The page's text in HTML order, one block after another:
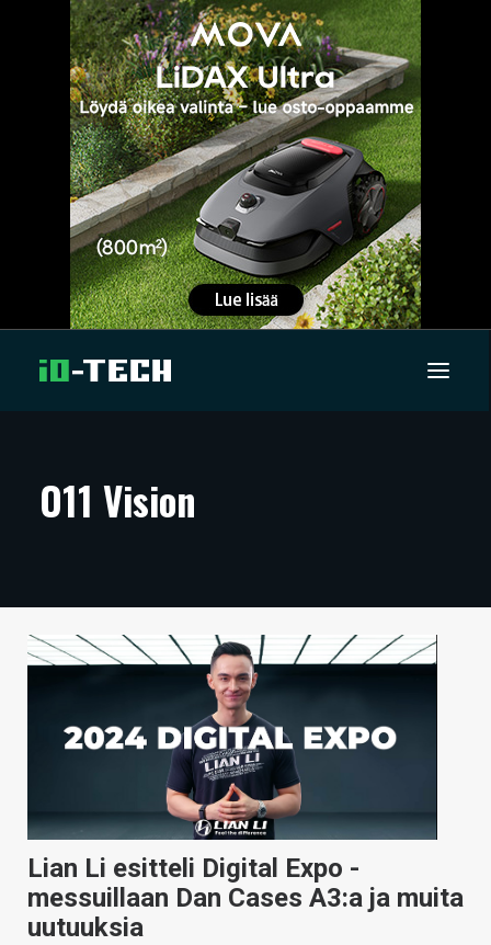
ARTIKKELIT
TECHBBS
TIETOA
KAUPPA
HAKU
O11 Vision
Lian Li esitteli Digital Expo -
messuillaan Dan Cases A3:a ja muita
uutuuksia